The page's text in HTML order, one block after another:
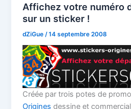
Affichez votre numéro
sur un sticker !
dZiGue/14 septembre 2008
Créée par trois potes de
Origines dessine et